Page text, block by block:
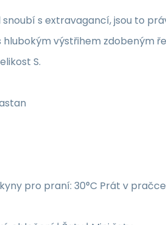
snoubí s extravagancí, jsou to
hlubokým výstřihem zdobeným
S.
pro praní: 30°C Prát v pračce